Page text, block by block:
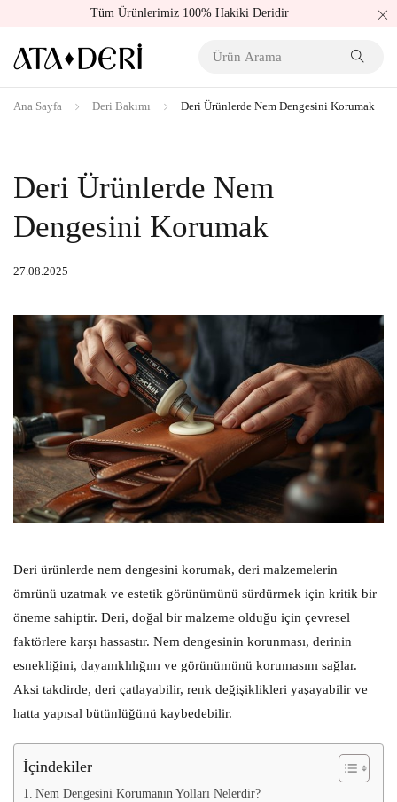
Tüm Ürünlerimiz 100% Hakiki Deridir
Ana Sayfa Deri Bakımı Deri Ürünlerde Nem Dengesini Korumak
Deri Ürünlerde Nem
Dengesini Korumak
27.08.2025
Deri ürünlerde nem dengesini korumak, deri malzemelerin
ömrünü uzatmak ve estetik görünümünü sürdürmek için kritik bir
öneme sahiptir. Deri, doğal bir malzeme olduğu için çevresel
faktörlere karşı hassastır. Nem dengesinin korunması, derinin
esnekliğini, dayanıklılığını ve görünümünü korumasını sağlar.
Aksi takdirde, deri çatlayabilir, renk değişiklikleri yaşayabilir ve
hatta yapısal bütünlüğünü kaybedebilir.
İçindekiler
Nem Dengesini Korumanın Yolları Nelerdir?